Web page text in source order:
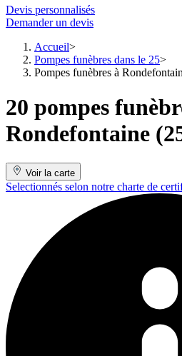
Devis personnalisés
Demander un devis
Accueil
Pompes funèbres dans le 25
Pompes funèbres à
20 pompes
Rondefontaine
Voir la carte
Selectionnés selon notre charte de